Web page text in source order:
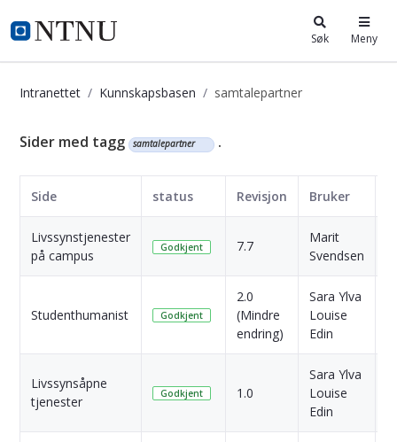
i.ntnu.no Søk Meny
Intranettet Kunnskapsbasen samtalepartner
Kunnskapsbasen
Sider med tagg samtalepartner .
Side status Revisjon Bruker
Livssynstjenester
på campus
Godkjent 7.7
Marit
Svendsen
Studenthumanist Godkjent
2.0
(Mindre
endring)
Sara Ylva
Louise
Edin
Livssynsåpne
tjenester
Godkjent 1.0
Sara Ylva
Louise
Edin